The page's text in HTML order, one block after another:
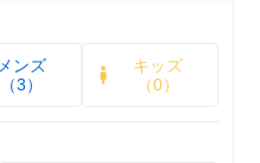
メンズ
（3）
キッズ
（0）